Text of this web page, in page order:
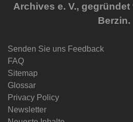
Archives e. V.,
Berzin.
Senden Sie uns Feedback
FAQ
Sitemap
Glossar
Privacy Policy
Newsletter